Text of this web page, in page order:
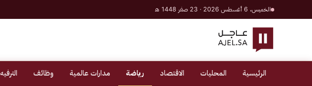
الخميس، 6 أغسطس 2026 · 23 صفر 1448 هـ
الرئيسية المحليات الاقتصاد رياضة مدارات عالمية وظائف الترفيه